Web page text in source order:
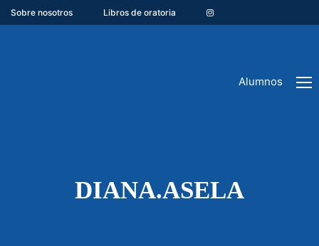
Sobre nosotros Libros de oratoria
Alumnos
DIANA.ASELA